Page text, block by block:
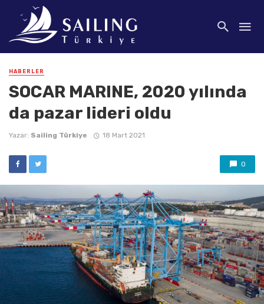
HABERLER
SOCAR MARINE, 2020 yılında
da pazar lideri oldu
Yazar: Sailing Türkiye 18 Mart 2021
0